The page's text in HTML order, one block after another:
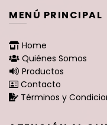
MENÚ PRINCIPAL
Home
Quiénes Somos
Productos
Contacto
Términos y